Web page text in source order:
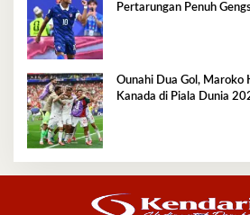
Pertarungan Penuh
Ounahi Dua Gol, Maroko
Kanada di Piala Dunia